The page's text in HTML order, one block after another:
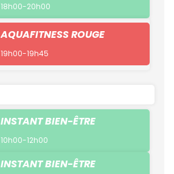
18h00-20h00
AQUAFITNESS ROUGE
19h00-19h45
INSTANT BIEN-ÊTRE
10h00-12h00
INSTANT BIEN-ÊTRE